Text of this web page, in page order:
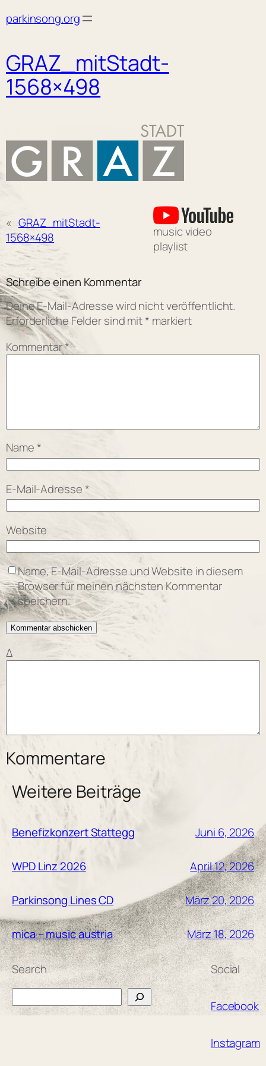
toparkinsong.org
GRAZ_mitStadt-
1568×498
« GRAZ_mitStadt-
1568×498
music video
playlist
Schreibe einen Kommentar
Deine E-Mail-Adresse wird nicht veröffentlicht.
Erforderliche Felder sind mit* markiert
Kommentar*
Name*
E-Mail-Adresse*
Website
Name, E-Mail-Adresse und Website in diesem
Browser für meinen nächsten Kommentar
speichern.
Δ
Kommentare
Weitere Beiträge
Benefizkonzert Stattegg Juni 6, 2026
WPD Linz 2026 April 12, 2026
Parkinsong Lines CD März 20, 2026
mica – music austria März 18, 2026
Search
Search
Social
Facebook
Instagram